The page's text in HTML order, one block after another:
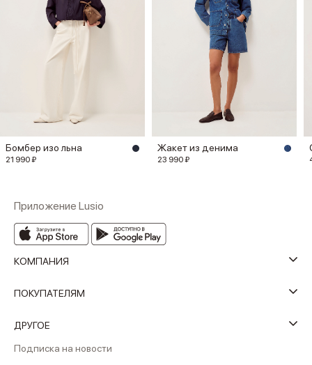
Бомбер изо льна
21 990 ₽
Жакет из денима
23 990 ₽
Приложение Lusio
КОМПАНИЯ
ПОКУПАТЕЛЯМ
ДРУГОЕ
Подписка на новости